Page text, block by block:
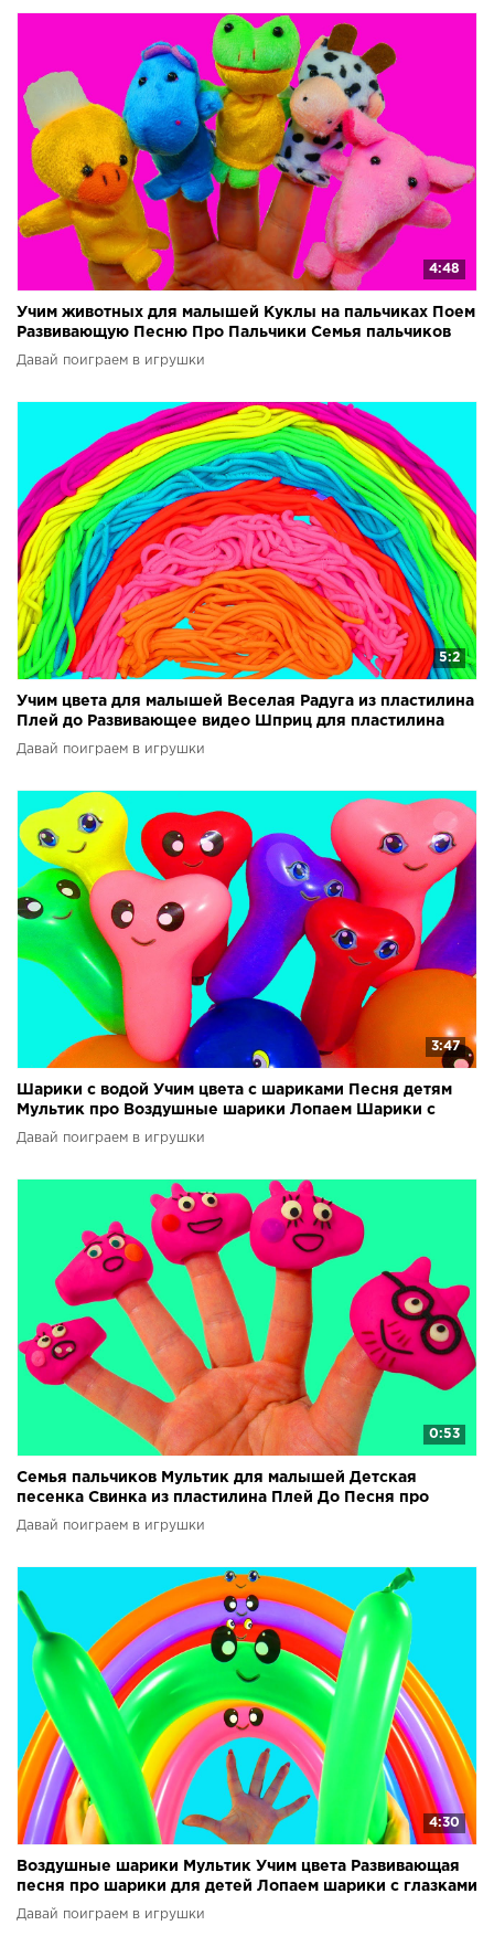
4:48
Учим животных для малышей Куклы на пальчиках Поем
Развивающую Песню Про Пальчики Семья пальчиков
Давай поиграем в игрушки
5:2
Учим цвета для малышей Веселая Радуга из пластилина
Плей до Развивающее видео Шприц для пластилина
Давай поиграем в игрушки
3:47
Шарики с водой Учим цвета с шариками Песня детям
Мультик про Воздушные шарики Лопаем Шарики с
водой
Давай поиграем в игрушки
0:53
Семья пальчиков Мультик для малышей Детская
песенка Свинка из пластилина Плей До Песня про
пальчики
Давай поиграем в игрушки
4:30
Воздушные шарики Мультик Учим цвета Развивающая
песня про шарики для детей Лопаем шарики с глазками
Давай поиграем в игрушки